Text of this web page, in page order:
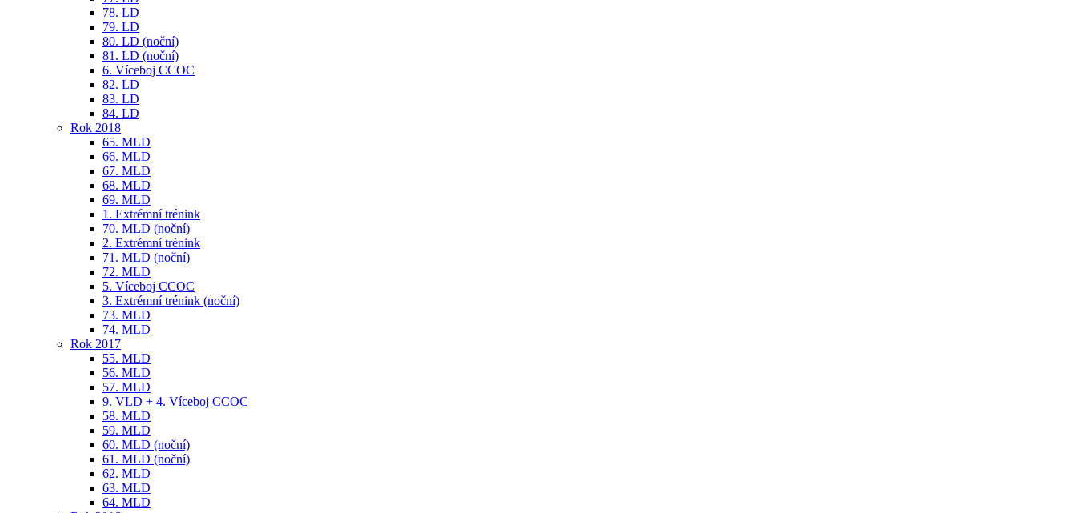
78. LD
79. LD
80. LD (noční)
81. LD (noční)
6. Víceboj CCOC
82. LD
83. LD
84. LD
Rok 2018
65. MLD
66. MLD
67. MLD
68. MLD
69. MLD
1. Extrémní trénink
70. MLD (noční)
2. Extrémní trénink
71. MLD (noční)
72. MLD
5. Víceboj CCOC
3. Extrémní trénink (noční)
73. MLD
74. MLD
Rok 2017
55. MLD
56. MLD
57. MLD
9. VLD + 4. Víceboj CCOC
58. MLD
59. MLD
60. MLD (noční)
61. MLD (noční)
62. MLD
63. MLD
64. MLD